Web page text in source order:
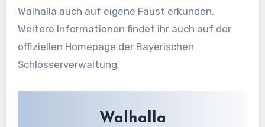
Walhalla auch auf eigene Faust erkunden.
Weitere Informationen findet ihr auch auf der
offiziellen Homepage der Bayerischen
Schlösserverwaltung.
Walhalla